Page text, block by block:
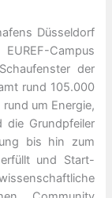
Düsseldorf
Campus
der
rund 105.000
um Energie,
Grundpfeiler
bis hin zum
und Start-